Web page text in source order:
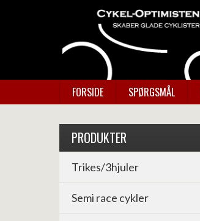
FORSIDE SPØRGSMÅL
PRODUKTER
Trikes/3hjuler
Semi race cykler